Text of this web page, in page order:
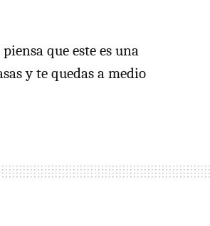
que este es una
y te quedas a medio